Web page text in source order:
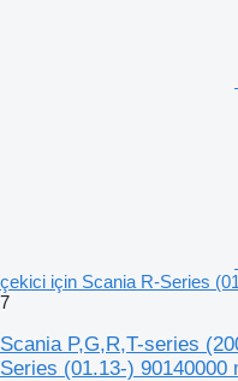
çekici için Scania R-Series
7
Scania P,G,R,T-series
Series (01.13-) 90140000